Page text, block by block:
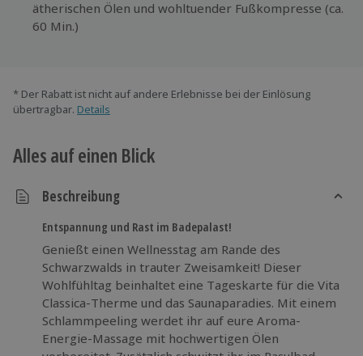
ätherischen Ölen und wohltuender Fußkompresse (ca.
60 Min.)
* Der Rabatt ist nicht auf andere Erlebnisse bei der Einlösung
übertragbar. Details
Alles auf einen Blick
Beschreibung
Entspannung und Rast im Badepalast!
Genießt einen Wellnesstag am Rande des
Schwarzwalds in trauter Zweisamkeit! Dieser
Wohlfühltag beinhaltet eine Tageskarte für die Vita
Classica-Therme und das Saunaparadies. Mit einem
Schlammpeeling werdet ihr auf eure Aroma-
Energie-Massage mit hochwertigen Ölen